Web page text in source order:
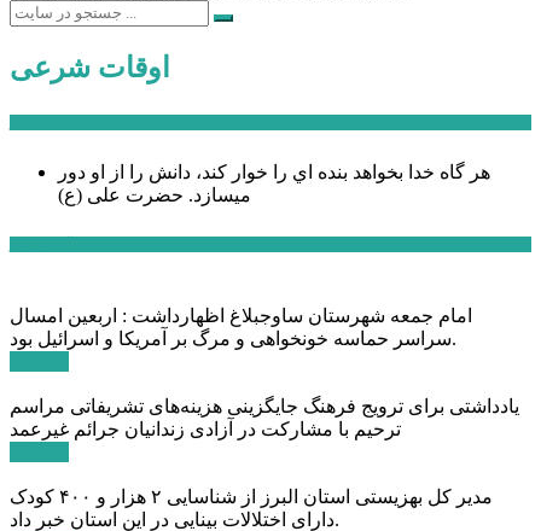
اوقات شرعی
هر گاه خدا بخواهد بنده اي را خوار كند، دانش را از او دور
میسازد. حضرت علی (ع)
امام جمعه شهرستان ساوجبلاغ اظهارداشت : اربعین امسال
سراسر حماسه خونخواهی و مرگ بر آمریکا و اسرائیل بود.
یادداشتی برای ترویج فرهنگ جایگزینی هزینه‌های تشریفاتی مراسم
ترحیم با مشارکت در آزادی زندانیان جرائم غیرعمد
مدیر کل بهزیستی استان البرز از شناسایی ۲ هزار و ۴۰۰ کودک
دارای اختلالات بینایی در این استان خبر داد.